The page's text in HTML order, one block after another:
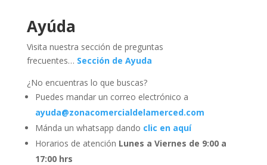
Ayúda
Visita nuestra sección de preguntas
frecuentes… Sección de Ayuda
¿No encuentras lo que buscas?
Puedes mandar un correo electrónico a
ayuda@zonacomercialdelamerced.com
Mánda un whatsapp dando clic en aquí
Horarios de atención Lunes a Viernes de 9:00 a
17:00 hrs